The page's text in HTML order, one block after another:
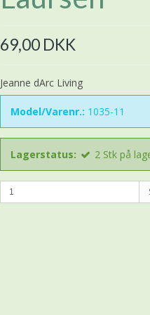
69,00 DKK
Jeanne dArc Living
Model/Varenr.: 1035-11
Lagerstatus: 2 Stk på